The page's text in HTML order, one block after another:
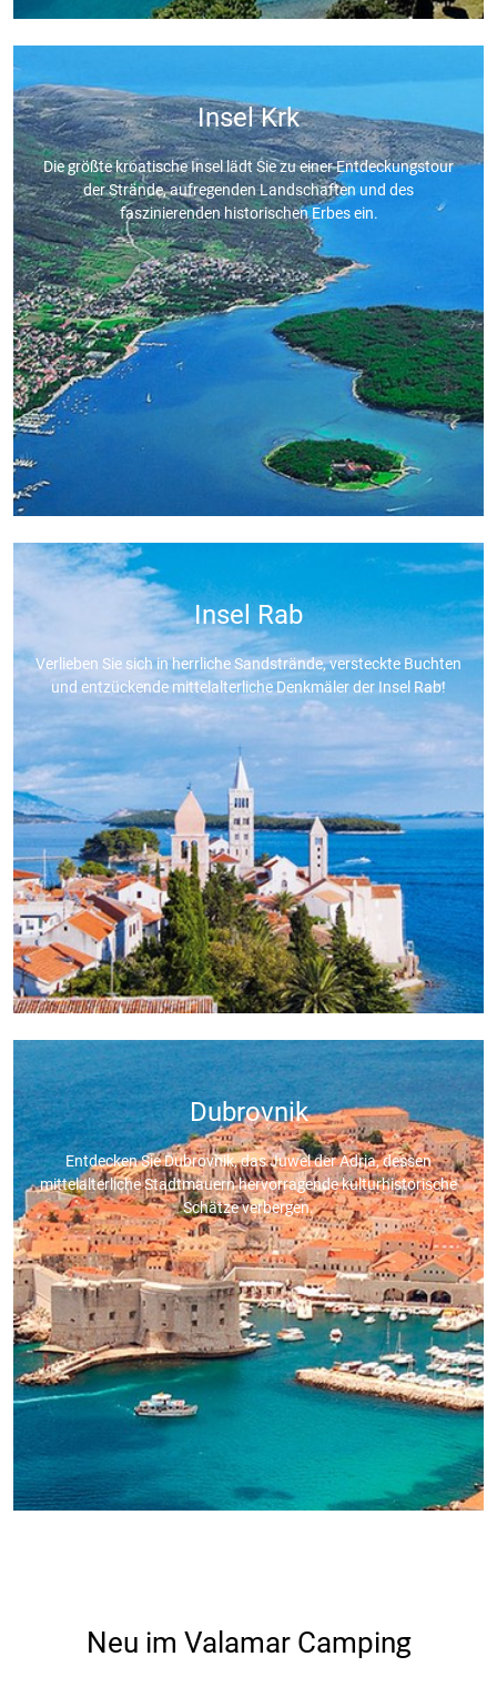
Insel Krk
Die größte kroatische Insel lädt Sie zu einer Entdeckungstour
der Strände, aufregenden Landschaften und des
faszinierenden historischen Erbes ein.
Insel Rab
Verlieben Sie sich in herrliche Sandstrände, versteckte Buchten
und entzückende mittelalterliche Denkmäler der Insel Rab!
Dubrovnik
Entdecken Sie Dubrovnik, das Juwel der Adria, dessen
mittelalterliche Stadtmauern hervorragende kulturhistorische
Schätze verbergen.
Neu im Valamar Camping